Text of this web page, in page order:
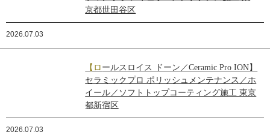
京都世田谷区
2026.07.03
【ロールスロイス ドーン／Ceramic Pro ION】
セラミックプロ ポリッシュメンテナンス／ホ
イール／ソフトトップコーティング施工 東京
都新宿区
2026.07.03